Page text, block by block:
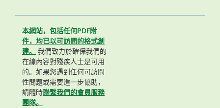
本網站，包括任何PDF附
件，均已以可訪問的格式創
建。
我們致力於確保我們的
在線內容對殘疾人士是可用
的。如果您遇到任何可訪問
性問題或需要進一步協助，
請隨時聯繫我們的會員服務
團隊。